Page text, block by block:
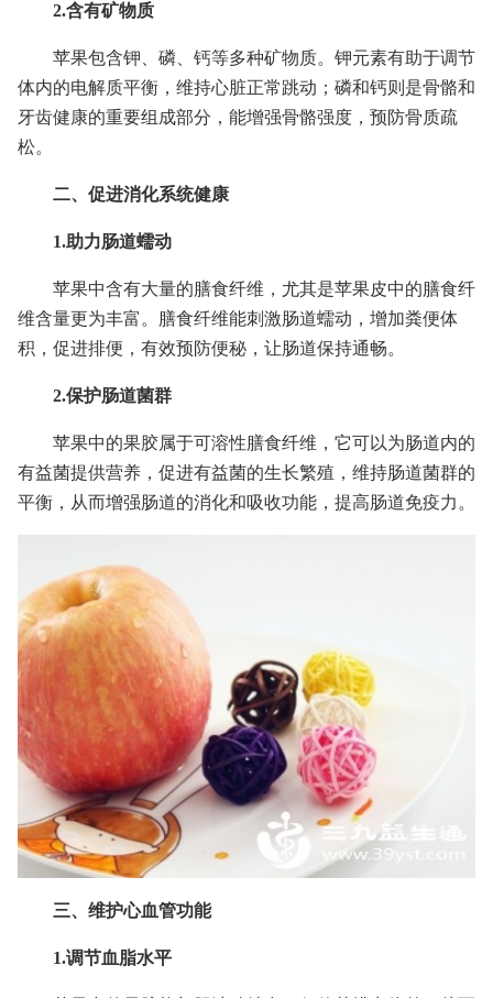
2.含有矿物质
苹果包含钾、磷、钙等多种矿物质。钾元素有助于调节
体内的电解质平衡，维持心脏正常跳动；磷和钙则是骨骼和
牙齿健康的重要组成部分，能增强骨骼强度，预防骨质疏
松。
二、促进消化系统健康
1.助力肠道蠕动
苹果中含有大量的膳食纤维，尤其是苹果皮中的膳食纤
维含量更为丰富。膳食纤维能刺激肠道蠕动，增加粪便体
积，促进排便，有效预防便秘，让肠道保持通畅。
2.保护肠道菌群
苹果中的果胶属于可溶性膳食纤维，它可以为肠道内的
有益菌提供营养，促进有益菌的生长繁殖，维持肠道菌群的
平衡，从而增强肠道的消化和吸收功能，提高肠道免疫力。
三、维护心血管功能
1.调节血脂水平